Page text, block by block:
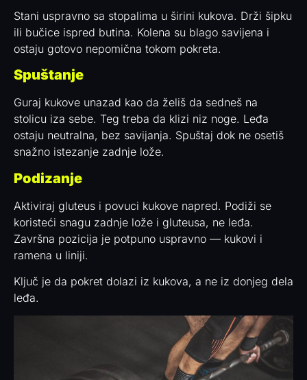
Stani uspravno sa stopalima u širini kukova. Drži šipku
ili bučice ispred butina. Kolena su blago savijena i
ostaju gotovo nepomična tokom pokreta.
Spuštanje
Guraj kukove unazad kao da želiš da sedneš na
stolicu iza sebe. Teg treba da klizi niz noge. Leđa
ostaju neutralna, bez savijanja. Spuštaj dok ne osetiš
snažno istezanje zadnje lože.
Podizanje
Aktiviraj gluteus i povuci kukove napred. Podiži se
koristeći snagu zadnje lože i gluteusa, ne leđa.
Završna pozicija je potpuno uspravno — kukovi i
ramena u liniji.
Ključ je da pokret dolazi iz kukova, a ne iz donjeg dela
leđa.